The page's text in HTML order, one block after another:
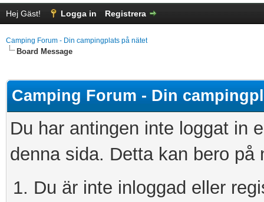
Hej Gäst! Logga in Registrera
Camping Forum - Din campingplats på nätet
Board Message
Camping Forum - Din
Du har antingen inte loggat in
denna sida. Detta kan bero
Du är inte inloggad eller